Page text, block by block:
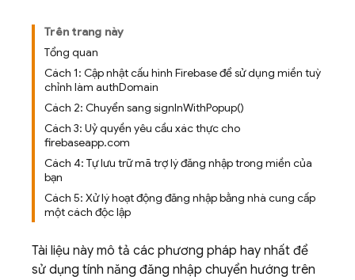
Trên trang này
Tổng quan
Cách 1: Cập nhật cấu hình Firebase để sử dụng miền tuỳ
chỉnh làm authDomain
Cách 2: Chuyển sang signInWithPopup()
Cách 3: Uỷ quyền yêu cầu xác thực cho
firebaseapp.com
Cách 4: Tự lưu trữ mã trợ lý đăng nhập trong miền của
bạn
Cách 5: Xử lý hoạt động đăng nhập bằng nhà cung cấp
một cách độc lập
Tài liệu này mô tả các phương pháp hay nhất để
sử dụng tính năng đăng nhập chuyển hướng trên